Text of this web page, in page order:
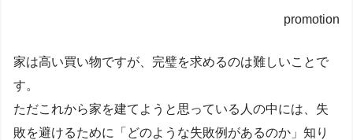
promotion
家は高い買い物ですが、完璧を求めるのは難しいことで
す。
ただこれから家を建てようと思っている人の中には、失
敗を避けるために「どのような失敗例があるのか」知り